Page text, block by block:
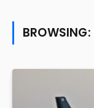
BROWSING: